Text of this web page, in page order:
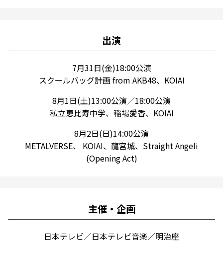
出演
7月31日(金)18:00公演
スクールバッグ計画 from AKB48、KOIAI
8月1日(土)13:00公演／18:00公演
私立恵比寿中学、稲場愛香、KOIAI
8月2日(日)14:00公演
METALVERSE、 KOIAI、龍宮城、Straight Angeli
(Opening Act)
主催・企画
日本テレビ／日本テレビ音楽／明治座